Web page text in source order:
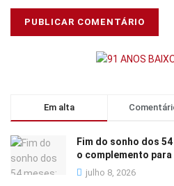
Em alta
Fim do sonho dos
o complemento
julho 8, 2026